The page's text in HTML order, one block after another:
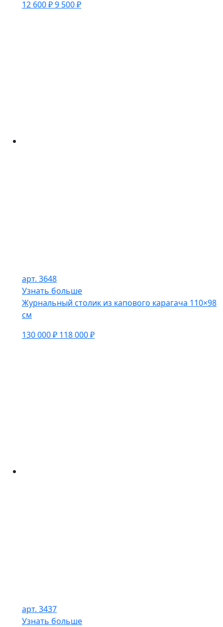
12 600 ₽9 500 ₽
арт. 3648
Узнать больше
Журнальный столик из капового карагача 110×98
см
130 000 ₽ 118 000 ₽
арт. 3437
Узнать больше